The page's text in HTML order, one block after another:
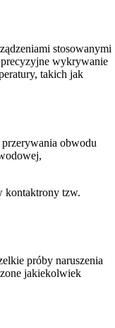
stosowanymi
wykrywanie
takich jak
obwodu
kontaktrony tzw.
próby naruszenia
jakiekolwiek